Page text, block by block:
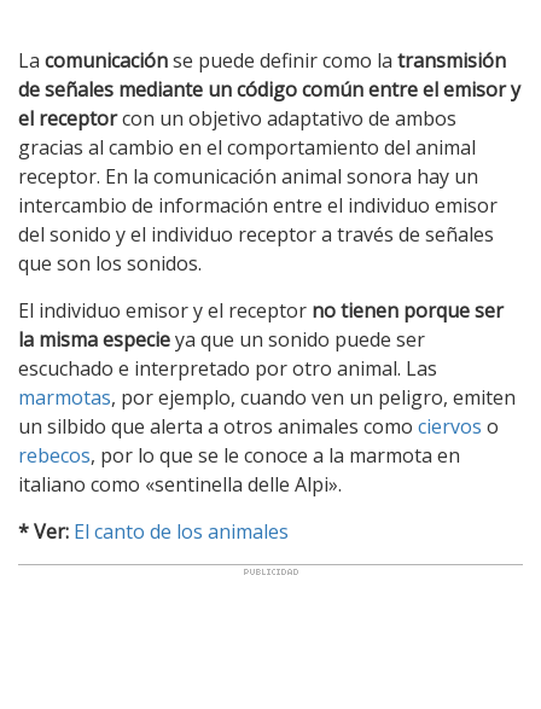
La comunicaciónse puede definir como la transmisión
de señales mediante un código común entre el emisor y
el receptorcon un objetivo adaptativo de ambos
gracias al cambio en el comportamiento del animal
receptor. En la comunicación animal sonora hay un
intercambio de información entre el individuo emisor
del sonido y el individuo receptor a través de señales
que son los sonidos.
El individuo emisor y el receptor no tienen porque ser
la misma especieya que un sonido puede ser
escuchado e interpretado por otro animal. Las
marmotas, por ejemplo, cuando ven un peligro, emiten
un silbido que alerta a otros animales como ciervos o
rebecos, por lo que se le conoce a la marmota en
italiano como «sentinella delle Alpi».
* Ver: El canto de los animales